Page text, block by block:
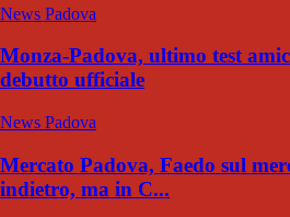
News Padova
Monza-Padova, ultimo test
debutto ufficiale
News Padova
Mercato Padova, Faedo sul
indietro, ma in C...